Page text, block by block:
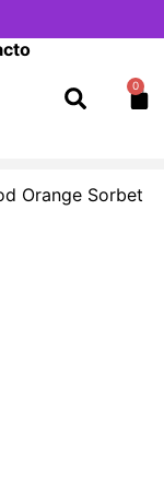
0
Cart
Orange Sorbet